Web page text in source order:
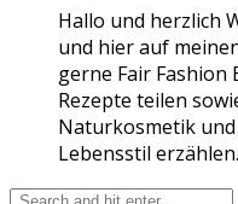
Hallo und herzlich
und hier auf
gerne Fair Fashion
Rezepte teilen
Naturkosmetik
Lebensstil erzählen.